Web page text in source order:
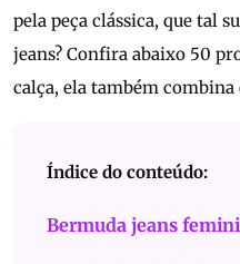
pela peça clássica, que tal
jeans? Confira abaixo 50
calça, ela também
Índice do conteúdo:
Bermuda jeans